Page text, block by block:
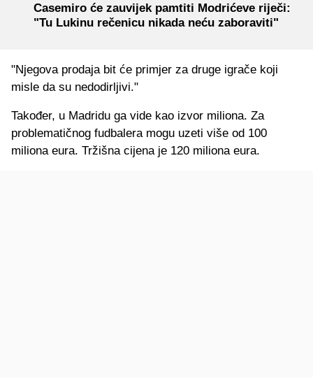
Casemiro će zauvijek pamtiti Modrićeve riječi:
"Tu Lukinu rečenicu nikada neću zaboraviti"
"Njegova prodaja bit će primjer za druge igrače koji
misle da su nedodirljivi."
Također, u Madridu ga vide kao izvor miliona. Za
problematičnog fudbalera mogu uzeti više od 100
miliona eura. Tržišna cijena je 120 miliona eura.